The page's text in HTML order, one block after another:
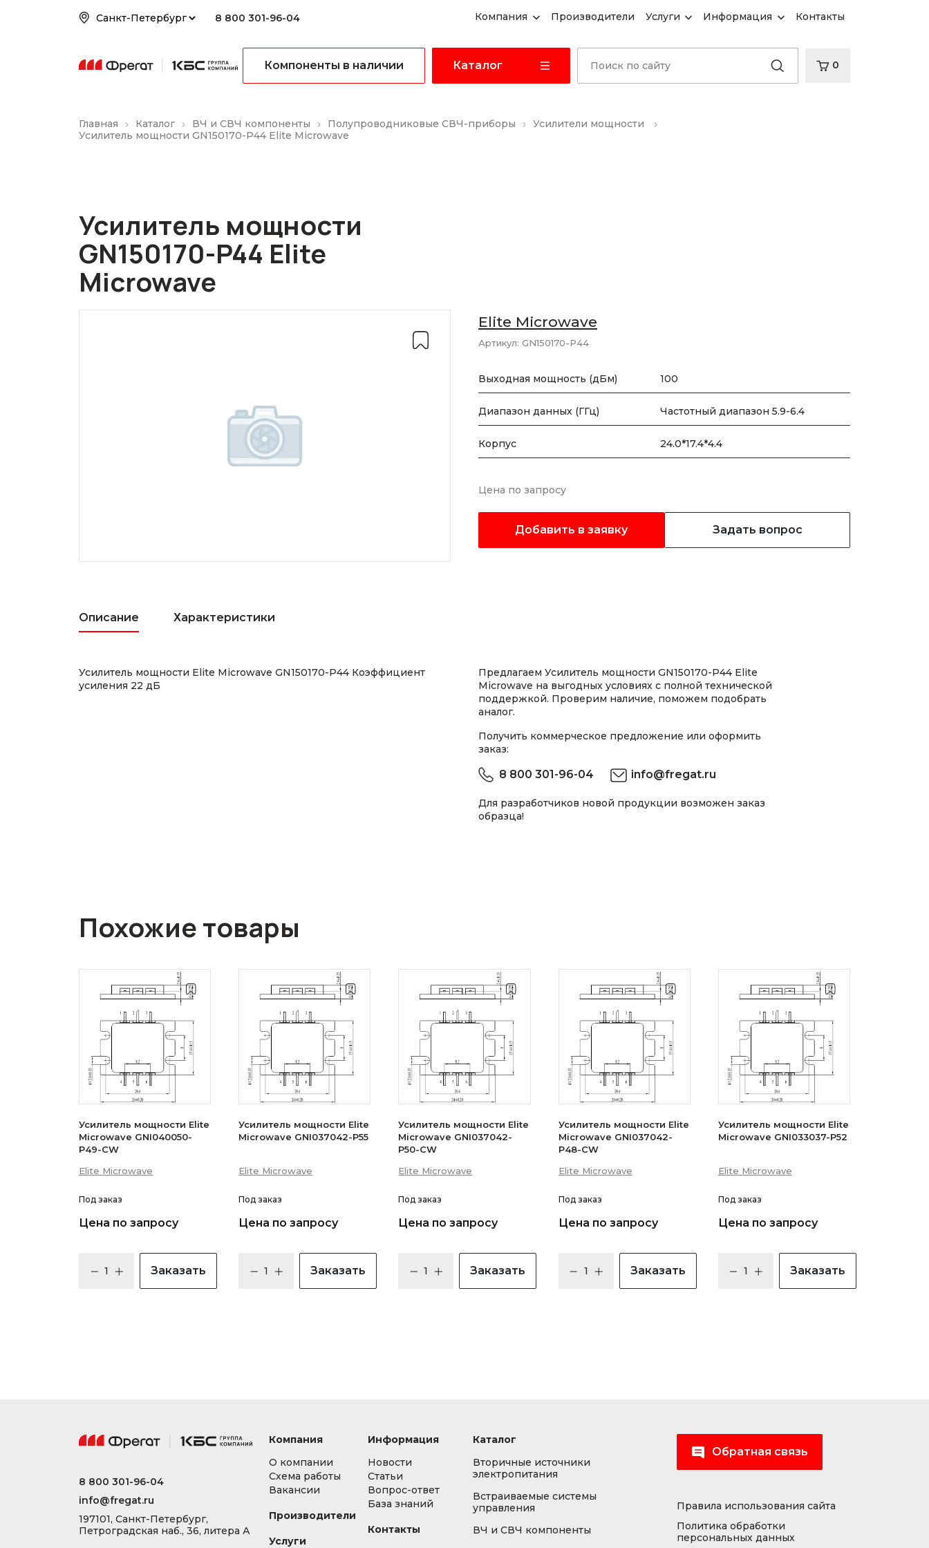
8 800 301-96-04 Компания Производители Услуги Информация Контакты
Компоненты в наличии Каталог 0
Главная Каталог ВЧ и СВЧ компоненты Полупроводниковые СВЧ-приборы
Усилители мощности
Усилитель мощности GN150170-P44 Elite Microwave
Усилитель мощности
GN150170-P44 Elite
Microwave
Elite Microwave
Артикул: GN150170-P44
Выходная мощность (дБм) 100
Диапазон данных (ГГц) Частотный диапазон 5.9-6.4
Корпус 24.0*17.4*4.4
Цена по запросу
Добавить в заявку Задать вопрос
Описание Характеристики
Усилитель мощности Elite Microwave GN150170-P44 Коэффициент
усиления 22 дБ
Предлагаем Усилитель мощности GN150170-P44 Elite
Microwave на выгодных условиях с полной технической
поддержкой. Проверим наличие, поможем подобрать
аналог.
Получить коммерческое предложение или оформить
заказ:
8 800 301-96-04 info@fregat.ru
Для разработчиков новой продукции возможен заказ
образца!
Похожие товары
Усилитель мощности Elite
Microwave GNI040050-
P49-CW
Elite Microwave
Под заказ
Цена по запросу
Заказать
Усилитель мощности Elite
Microwave GNI037042-P55
Elite Microwave
Под заказ
Цена по запросу
Заказать
Усилитель мощности Elite
Microwave GNI037042-
P50-CW
Elite Microwave
Под заказ
Цена по запросу
Заказать
Усилитель мощности Elite
Microwave GNI037042-
P48-CW
Elite Microwave
Под заказ
Цена по запросу
Заказать
Усилитель мощности Elite
Microwave GNI033037-P52
Elite Microwave
Под заказ
Цена по запросу
Заказать
8 800 301-96-04
info@fregat.ru
197101, Санкт-Петербург,
Петроградская наб., 36, литера А
Компания
О компании
Схема работы
Вакансии
Производители
Услуги
Информация
Новости
Статьи
Вопрос-ответ
База знаний
Контакты
Каталог
Вторичные источники
электропитания
Встраиваемые системы
управления
ВЧ и СВЧ компоненты
Обратная связь
Правила использования сайта
Политика обработки
персональных данных